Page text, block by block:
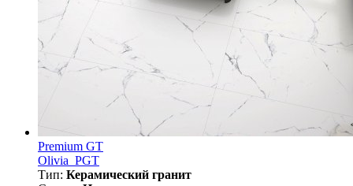
Premium GT
Olivia_PGT
Тип: Керамический гранит